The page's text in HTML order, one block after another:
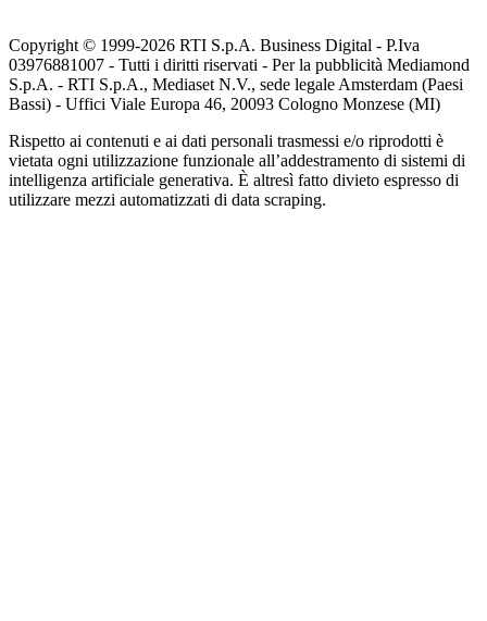
Copyright © 1999-2026 RTI S.p.A. Business Digital - P.Iva
03976881007 - Tutti i diritti riservati - Per la pubblicità Mediamond
S.p.A. - RTI S.p.A., Mediaset N.V., sede legale Amsterdam (Paesi
Bassi) - Uffici Viale Europa 46, 20093 Cologno Monzese (MI)
Rispetto ai contenuti e ai dati personali trasmessi e/o riprodotti è
vietata ogni utilizzazione funzionale all’addestramento di sistemi di
intelligenza artificiale generativa. È altresì fatto divieto espresso di
utilizzare mezzi automatizzati di data scraping.